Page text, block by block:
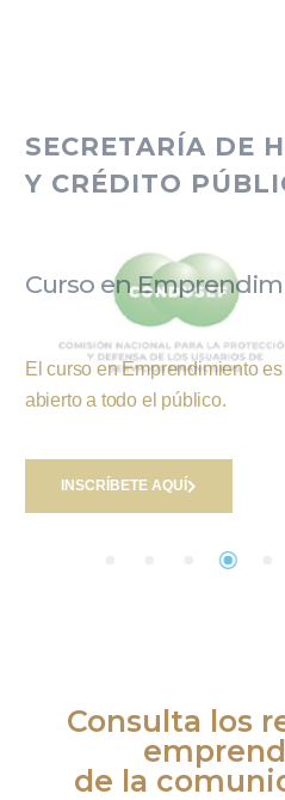
SECRETARÍA DE
Y CRÉDITO
Curso en
El curso en Emprendimiento
abiertoa todo el público.
INSCRÍBETE AQUÍ
Consulta los
de la